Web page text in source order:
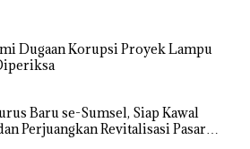
Dugaan Korupsi Proyek Lampu
Baru se-Sumsel, Siap Kawal
Perjuangkan Revitalisasi Pasar